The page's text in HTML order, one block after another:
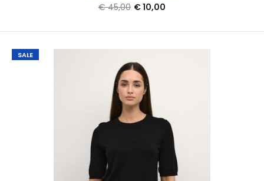
SALE
€ 45,00 € 10,00
SALE